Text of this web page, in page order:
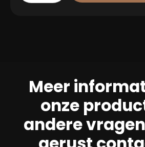
Meer
onze
andere